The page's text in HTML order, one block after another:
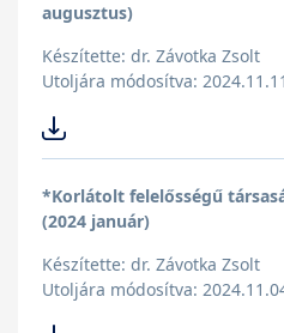
augusztus)
Készítette: dr. Závotka Zsolt
Utoljára módosítva: 2024.11.11
*Korlátolt felelősségű
(2024 január)
Készítette: dr. Závotka Zsolt
Utoljára módosítva: